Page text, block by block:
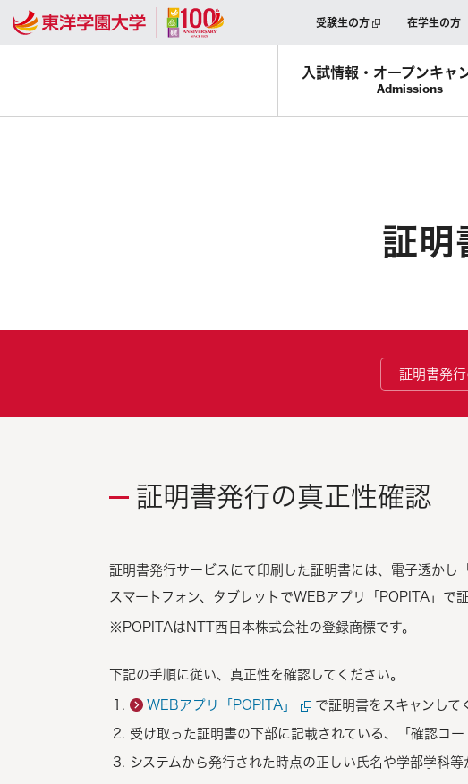
受験生の方 在学生の方
入試情報・ オープンキャ
Admissions
証明
証明書発
証明書発行の真正性確認
証明書発行サービスにて印刷した証明書には、電子透かし
スマートフォン、タブレットでWEBアプリ「POPITA」で
POPITAはNTT西日本株式会社の登録商標です。
下記の手順に従い、真正性を確認してください。
WEBアプリ「POPITA」 で証明書をスキャンして
受け取った証明書の下部に記載されている、「確認コー
システムから発行された時点の正しい氏名や学部学科